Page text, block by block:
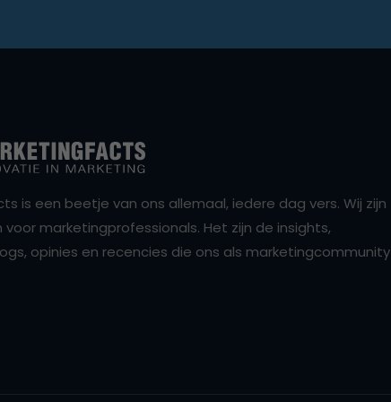
is een beetje van ons allemaal, iedere dag vers. Wij zijn
marketingprofessionals. Het zijn de insights,
opinies en recencies die ons als marketingcommunity